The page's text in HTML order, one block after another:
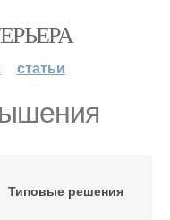
статьи
Типовые решения